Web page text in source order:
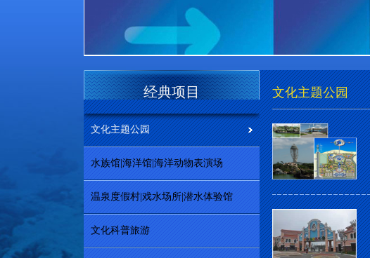
经典项目
文化主题公园
水族馆|海洋馆|海洋动物表演场
温泉度假村|戏水场所|潜水体验馆
文化科普旅游
文化主题公园